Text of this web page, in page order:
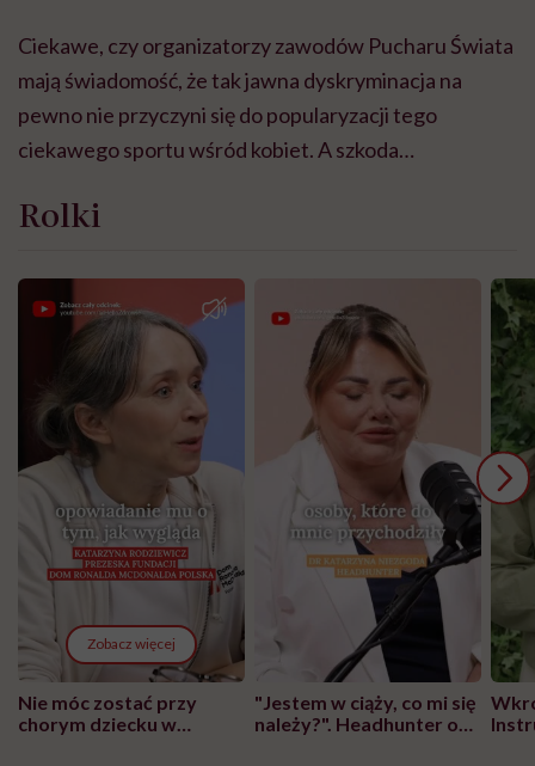
Ciekawe, czy organizatorzy zawodów Pucharu Świata
mają świadomość, że tak jawna dyskryminacja na
pewno nie przyczyni się do popularyzacji tego
ciekawego sportu wśród kobiet. A szkoda…
Rolki
Zobacz więcej
Nie móc zostać przy
chorym dziecku w
"Jestem w ciąży, co mi się
należy?". Headhunter o